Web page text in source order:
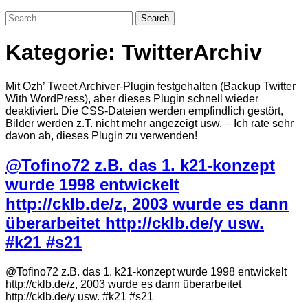
Kategorie: TwitterArchiv
Mit Ozh’ Tweet Archiver-Plugin festgehalten (Backup Twitter
With WordPress), aber dieses Plugin schnell wieder
deaktiviert. Die CSS-Dateien werden empfindlich gestört,
Bilder werden z.T. nicht mehr angezeigt usw. – Ich rate sehr
davon ab, dieses Plugin zu verwenden!
@Tofino72 z.B. das 1. k21-konzept
wurde 1998 entwickelt
http://cklb.de/z, 2003 wurde es dann
überarbeitet http://cklb.de/y usw.
#k21 #s21
@Tofino72 z.B. das 1. k21-konzept wurde 1998 entwickelt
http://cklb.de/z, 2003 wurde es dann überarbeitet
http://cklb.de/y usw. #k21 #s21